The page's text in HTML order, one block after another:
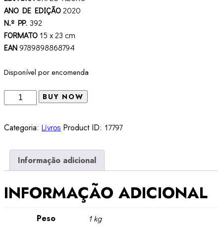
ANO DE EDIÇÃO2020
N.º PP. 392
FORMATO15 x 23 cm
EAN9789898868794
Disponível por encomenda
Quantidade
de
e
Bruxa
-
Mulheres,
o
BUY NOW
Categoria: Livros Product ID: 17797
Informação adicional
INFORMAÇÃO ADICIONAL
Peso 1 kg